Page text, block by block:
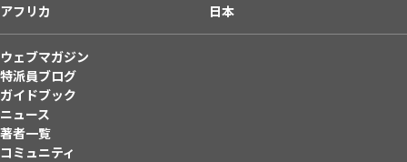
アフリカ
日本
ウェブマガジン
特派員ブログ
ガイドブック
ニュース
著者一覧
コミュニティ